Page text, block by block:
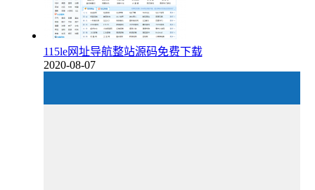
115le网址导航整站源码免费下载
2020-08-07